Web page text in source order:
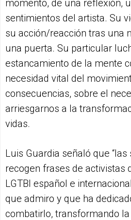
momento, de una reflexión,
sentimientos del artista. Su
su acción/reacción tras una
una puerta. Su particular
estancamiento de la mente
necesidad vital del
consecuencias, sobre el
arriesgarnos a la
vidas.
Luis Guardia señaló que “las
recogen frases de activistas
LGTBI español e
que admiro y que ha
combatirlo, transformando